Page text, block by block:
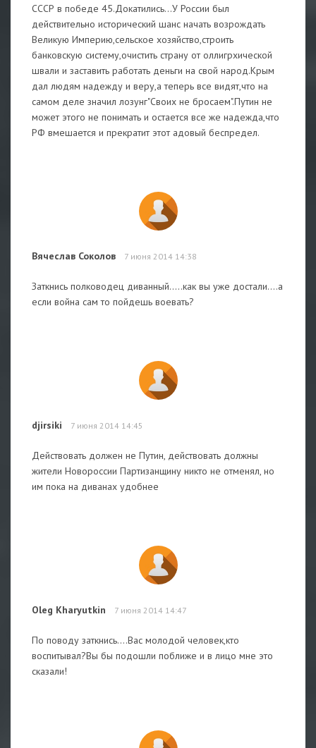
СССР в победе 45.Докатились...У России был
действительно исторический шанс начать возрождать
Великую Империю,сельское хозяйство,строить
банковскую систему,очистить страну от оллигрхической
швали и заставить работать деньги на свой народ.Крым
дал людям надежду и веру,а теперь все видят,что на
самом деле значил лозунг"Своих не бросаем".Путин не
может этого не понимать и остается все же надежда,что
РФ вмешается и прекратит этот адовый беспредел.
Вячеслав Соколов 7 июня 2014 14:38
Заткнись полководец диванный.....как вы уже достали....а
если война сам то пойдешь воевать?
djirsiki 7 июня 2014 14:45
Действовать должен не Путин, действовать должны
жители Новороссии Партизанщину никто не отменял, но
им пока на диванах удобнее
Oleg Kharyutkin 7 июня 2014 14:47
По поводу заткнись....Вас молодой человек,кто
воспитывал?Вы бы подошли поближе и в лицо мне это
сказали!